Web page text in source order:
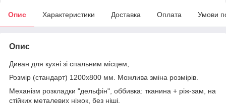
Опис Характеристики Доставка Оплата Умови
Опис
Диван для кухні зі спальним місцем,
Розмір (стандарт) 1200х800 мм. Можлива зміна розмірів.
Механізм розкладки "дельфін", оббивка: тканина + ріж-зам, на
стійких металевих ніжок, без ніші.